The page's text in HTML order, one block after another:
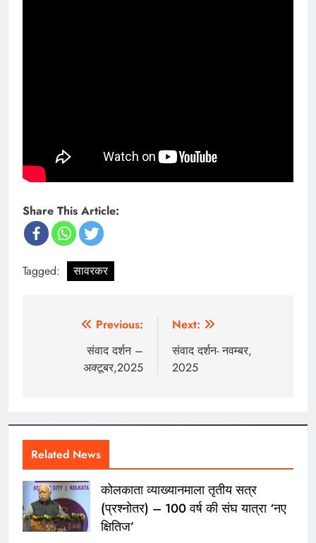
Share This Article:
Tagged: सावरकर
navigation
Previous:
संवाद दर्शन –
अक्टूबर,2025
Next:
संवाद दर्शन- नवम्बर,
2025
Related News
कोलकाता व्याख्यानमाला तृतीय सत्र
(प्रश्नोतर) – 100 वर्ष की संघ यात्रा ‘नए
क्षितिज’